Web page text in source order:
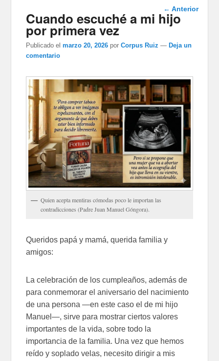
Navegación
de entradas
← Anterior
Cuando escuché a mi hijo
por primera vez
Publicado el marzo 20, 2026 porCorpus Ruiz — Deja un
comentario
Quien acepta mentiras cómodas poco le importan las
contradicciones (Padre Juan Manuel Góngora).
Queridos papá y mamá, querida familia y
amigos:
La celebración de los cumpleaños, además de
para conmemorar el aniversario del nacimiento
de una persona —en este caso el de mi hijo
Manuel—, sirve para mostrar ciertos valores
importantes de la vida, sobre todo la
importancia de la familia. Una vez que hemos
reído y soplado velas, necesito dirigir a mis